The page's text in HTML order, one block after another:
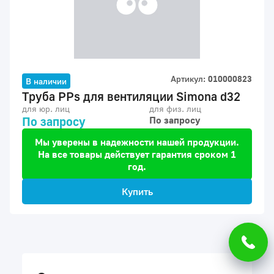
В наличии Артикул: 010000823
Труба PPs для вентиляции Simona d32
для юр. лиц
По запросу
для физ. лиц
По запросу
Мы уверены в надежности нашей продукции.
На все товары действует гарантия сроком 1
год.
Купить